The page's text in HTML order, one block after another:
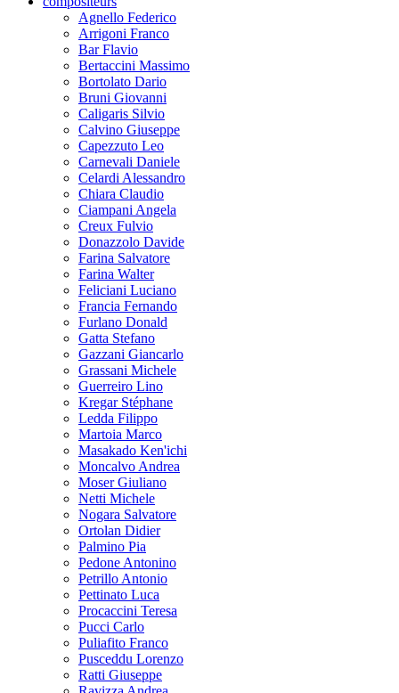
Agnello Federico
Arrigoni Franco
Bar Flavio
Bertaccini Massimo
Bortolato Dario
Bruni Giovanni
Caligaris Silvio
Calvino Giuseppe
Capezzuto Leo
Carnevali Daniele
Celardi Alessandro
Chiara Claudio
Ciampani Angela
Creux Fulvio
Donazzolo Davide
Farina Salvatore
Farina Walter
Feliciani Luciano
Francia Fernando
Furlano Donald
Gatta Stefano
Gazzani Giancarlo
Grassani Michele
Guerreiro Lino
Kregar Stéphane
Ledda Filippo
Martoia Marco
Masakado Ken'ichi
Moncalvo Andrea
Moser Giuliano
Netti Michele
Nogara Salvatore
Ortolan Didier
Palmino Pia
Pedone Antonino
Petrillo Antonio
Pettinato Luca
Procaccini Teresa
Pucci Carlo
Puliafito Franco
Pusceddu Lorenzo
Ratti Giuseppe